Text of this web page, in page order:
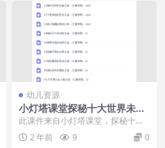
幼儿资源
小灯塔课堂探秘十大世界未解
之谜视频课程
此课件来自小灯塔课堂，探秘十大
世界未解之谜视频课程。此课件探
索古埃及、揭秘楼兰古...
2 年前 9 0